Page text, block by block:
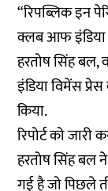
“रिपब्लिक इन
क्लब आफ इंडिया
हरतोष सिंह बल,
इंडिया विमेंस प्रेस
किया.
रिपोर्ट को
हरतोष सिंह बल
गई है जो पिछले